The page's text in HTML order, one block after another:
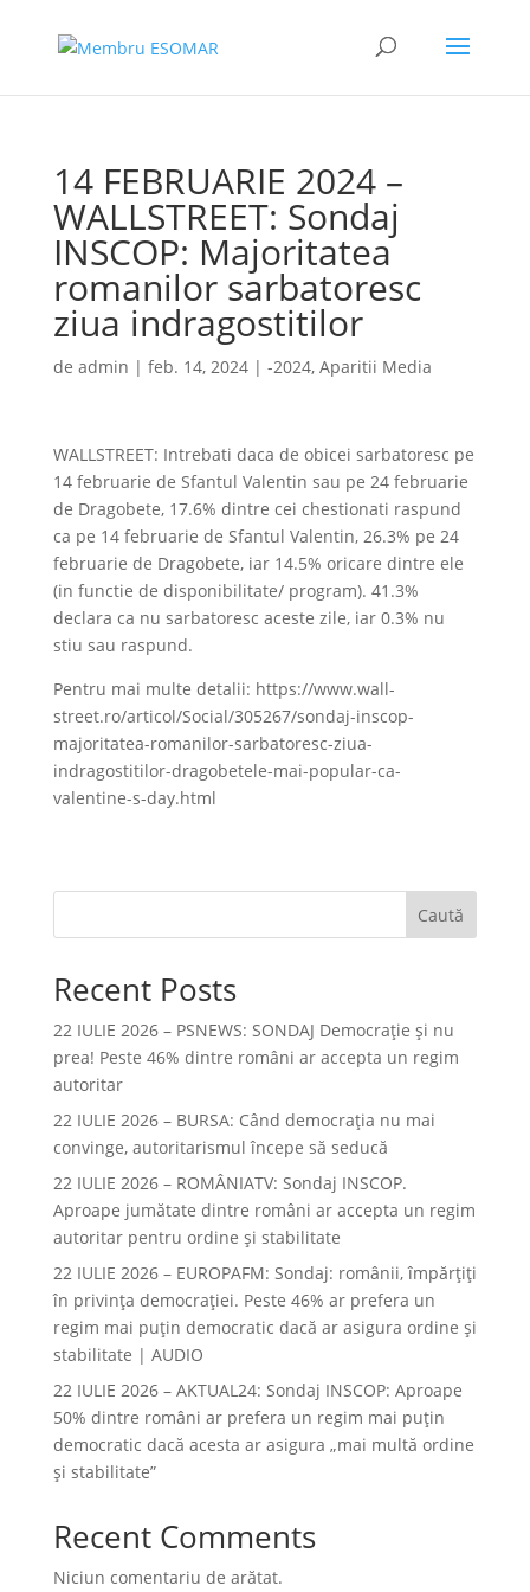
14 FEBRUARIE 2024 –
WALLSTREET: Sondaj
INSCOP: Majoritatea
romanilor sarbatoresc
ziua indragostitilor
de admin | feb. 14, 2024| -2024, Aparitii Media
WALLSTREET: Intrebati daca de obicei sarbatoresc pe
14 februarie de Sfantul Valentin sau pe 24 februarie
de Dragobete, 17.6% dintre cei chestionati raspund
ca pe 14 februarie de Sfantul Valentin, 26.3% pe 24
februarie de Dragobete, iar 14.5% oricare dintre ele
(in functie de disponibilitate/ program). 41.3%
declara ca nu sarbatoresc aceste zile, iar 0.3% nu
stiu sau raspund.
Pentru mai multe detalii: https://www.wall-
street.ro/articol/Social/305267/sondaj-inscop-
majoritatea-romanilor-sarbatoresc-ziua-
indragostitilor-dragobetele-mai-popular-ca-
valentine-s-day.html
Caută
Recent Posts
22 IULIE 2026 – PSNEWS: SONDAJ Democrație și nu
prea! Peste 46% dintre români ar accepta un regim
autoritar
22 IULIE 2026 – BURSA: Când democraţia nu mai
convinge, autoritarismul începe să seducă
22 IULIE 2026 – ROMÂNIATV: Sondaj INSCOP.
Aproape jumătate dintre români ar accepta un regim
autoritar pentru ordine și stabilitate
22 IULIE 2026 – EUROPAFM: Sondaj: românii, împărțiți
în privința democrației. Peste 46% ar prefera un
regim mai puțin democratic dacă ar asigura ordine și
stabilitate | AUDIO
22 IULIE 2026 – AKTUAL24: Sondaj INSCOP: Aproape
50% dintre români ar prefera un regim mai puțin
democratic dacă acesta ar asigura „mai multă ordine
și stabilitate”
Recent Comments
Niciun comentariu de arătat.